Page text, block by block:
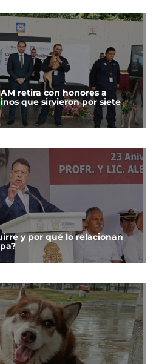
retira con honores a
que sirvieron por siete
y por qué lo relacionan